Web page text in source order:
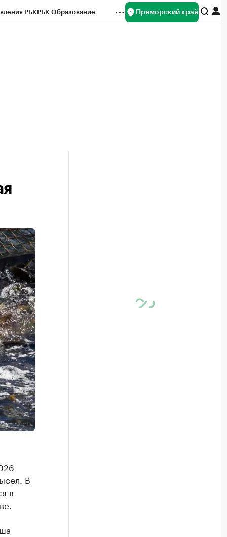
РБКРБК Образование Приморский край
В
в